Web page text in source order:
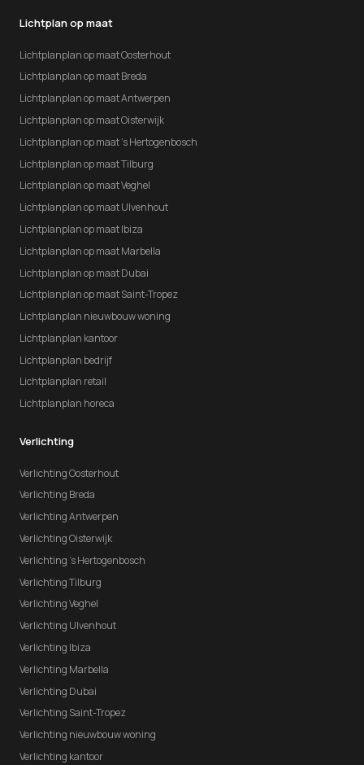
Lichtplan op maat
Lichtplanplan op maat Oosterhout
Lichtplanplan op maat Breda
Lichtplanplan op maat Antwerpen
Lichtplanplan op maat Oisterwijk
Lichtplanplan op maat 's Hertogenbosch
Lichtplanplan op maat Tilburg
Lichtplanplan op maat Veghel
Lichtplanplan op maat Ulvenhout
Lichtplanplan op maat Ibiza
Lichtplanplan op maat Marbella
Lichtplanplan op maat Dubai
Lichtplanplan op maat Saint-Tropez
Lichtplanplan nieuwbouw woning
Lichtplanplan kantoor
Lichtplanplan bedrijf
Lichtplanplan retail
Lichtplanplan horeca
Verlichting
Verlichting Oosterhout
Verlichting Breda
Verlichting Antwerpen
Verlichting Oisterwijk
Verlichting 's Hertogenbosch
Verlichting Tilburg
Verlichting Veghel
Verlichting Ulvenhout
Verlichting Ibiza
Verlichting Marbella
Verlichting Dubai
Verlichting Saint-Tropez
Verlichting nieuwbouw woning
Verlichting kantoor